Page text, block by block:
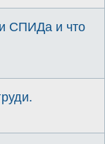
СПИДа и что